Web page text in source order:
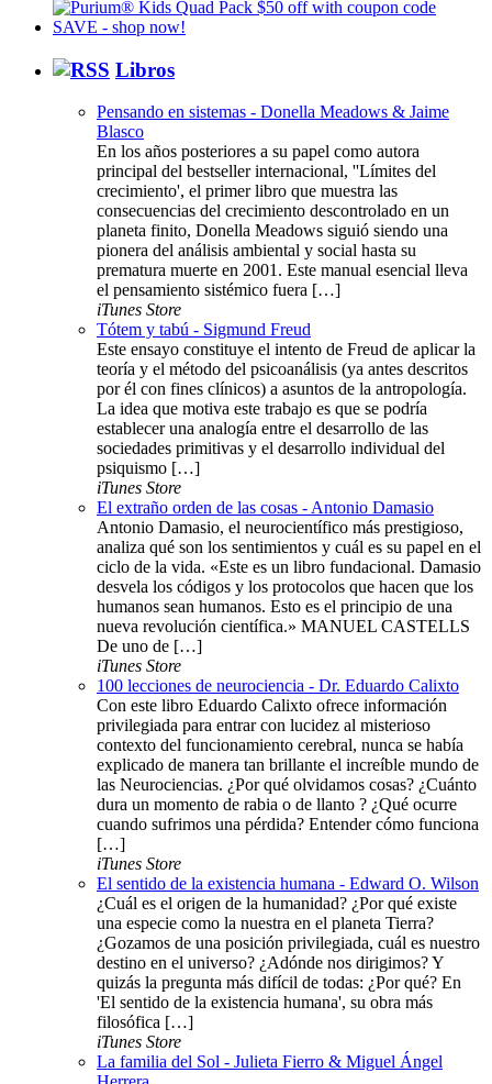
Libros
Pensando en sistemas - Donella Meadows & Jaime
Blasco
En los años posteriores a su papel como autora
principal del bestseller internacional, ''Límites del
crecimiento', el primer libro que muestra las
consecuencias del crecimiento descontrolado en un
planeta finito, Donella Meadows siguió siendo una
pionera del análisis ambiental y social hasta su
prematura muerte en 2001. Este manual esencial lleva
el pensamiento sistémico fuera […]
iTunes Store
Tótem y tabú - Sigmund Freud
Este ensayo constituye el intento de Freud de aplicar la
teoría y el método del psicoanálisis (ya antes descritos
por él con fines clínicos) a asuntos de la antropología.
La idea que motiva este trabajo es que se podría
establecer una analogía entre el desarrollo de las
sociedades primitivas y el desarrollo individual del
psiquismo […]
iTunes Store
El extraño orden de las cosas - Antonio Damasio
Antonio Damasio, el neurocientífico más prestigioso,
analiza qué son los sentimientos y cuál es su papel en el
ciclo de la vida. «Este es un libro fundacional. Damasio
desvela los códigos y los protocolos que hacen que los
humanos sean humanos. Esto es el principio de una
nueva revolución científica.» MANUEL CASTELLS
De uno de […]
iTunes Store
100 lecciones de neurociencia - Dr. Eduardo Calixto
Con este libro Eduardo Calixto ofrece información
privilegiada para entrar con lucidez al misterioso
contexto del funcionamiento cerebral, nunca se había
explicado de manera tan brillante el increíble mundo de
las Neurociencias. ¿Por qué olvidamos cosas? ¿Cuánto
dura un momento de rabia o de llanto ? ¿Qué ocurre
cuando sufrimos una pérdida? Entender cómo funciona
[…]
iTunes Store
El sentido de la existencia humana - Edward O. Wilson
¿Cuál es el origen de la humanidad? ¿Por qué existe
una especie como la nuestra en el planeta Tierra?
¿Gozamos de una posición privilegiada, cuál es nuestro
destino en el universo? ¿Adónde nos dirigimos? Y
quizás la pregunta más difícil de todas: ¿Por qué? En
'El sentido de la existencia humana', su obra más
filosófica […]
iTunes Store
La familia del Sol - Julieta Fierro & Miguel Ángel